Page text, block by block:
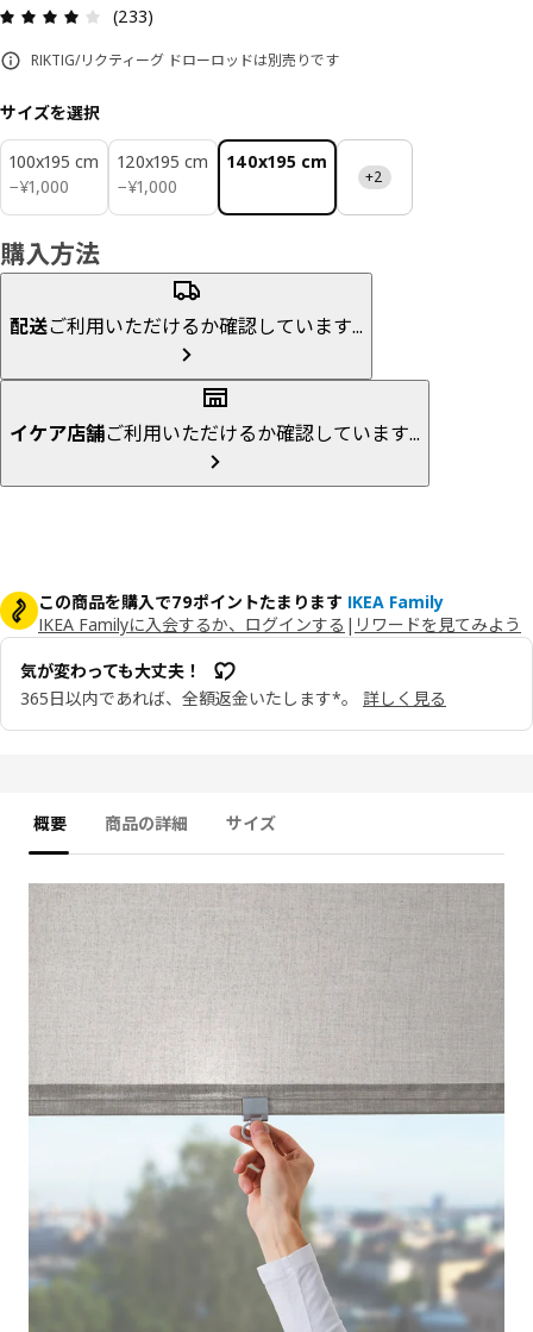
(233)
RIKTIG/リクティーグ ドローロッドは別売りです
サイズを選択
100x195 cm
−¥1,000
¥ 1000
120x195 cm
−¥1,000
¥ 1000
140x195 cm
+2
購入方法
配送ご利用いただけるか確認しています...
イケア店舗ご利用いただけるか確認しています...
この商品を購入で79ポイントたまります IKEA Family
IKEA Familyに入会するか、ログインする | リワードを見てみよう
気が変わっても大丈夫！
365日以内であれば、全額返金いたします*。
詳しく見る
概要 商品の詳細 サイズ